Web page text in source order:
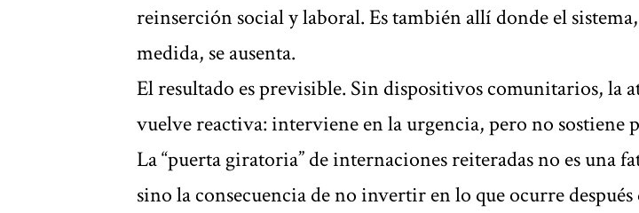
reinserción social y laboral. Es también allí donde el
medida, se ausenta.
El resultado es previsible. Sin dispositivos comunitarios, la
vuelve reactiva: interviene en la urgencia, pero no sostiene
La “puerta giratoria” de internaciones reiteradas no es una
sino la consecuencia de no invertir en lo que ocurre después